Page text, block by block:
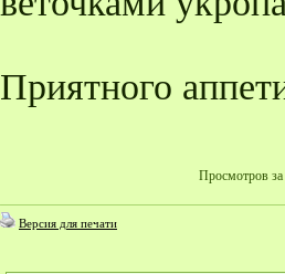
Приятного
Просмотров за
Версия для печати